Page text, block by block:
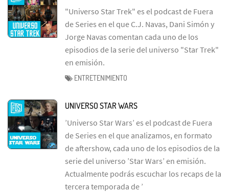
"Universo Star Trek" es el podcast de Fuera
de Series en el que C.J. Navas, Dani Simón y
Jorge Navas comentan cada uno de los
episodios de la serie del universo "Star Trek"
en emisión.
ENTRETENIMIENTO
UNIVERSO STAR WARS
’Universo Star Wars’ es el podcast de Fuera
de Series en el que analizamos, en formato
de aftershow, cada uno de los episodios de la
serie del universo ’Star Wars’ en emisión.
Actualmente podrás escuchar los recaps de la
tercera temporada de ’